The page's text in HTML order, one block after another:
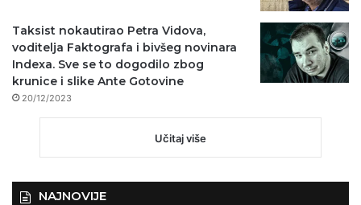
Taksist nokautirao Petra Vidova,
voditelja Faktografa i bivšeg novinara
Indexa. Sve se to dogodilo zbog
krunice i slike Ante Gotovine
20/12/2023
Učitaj više
NAJNOVIJE